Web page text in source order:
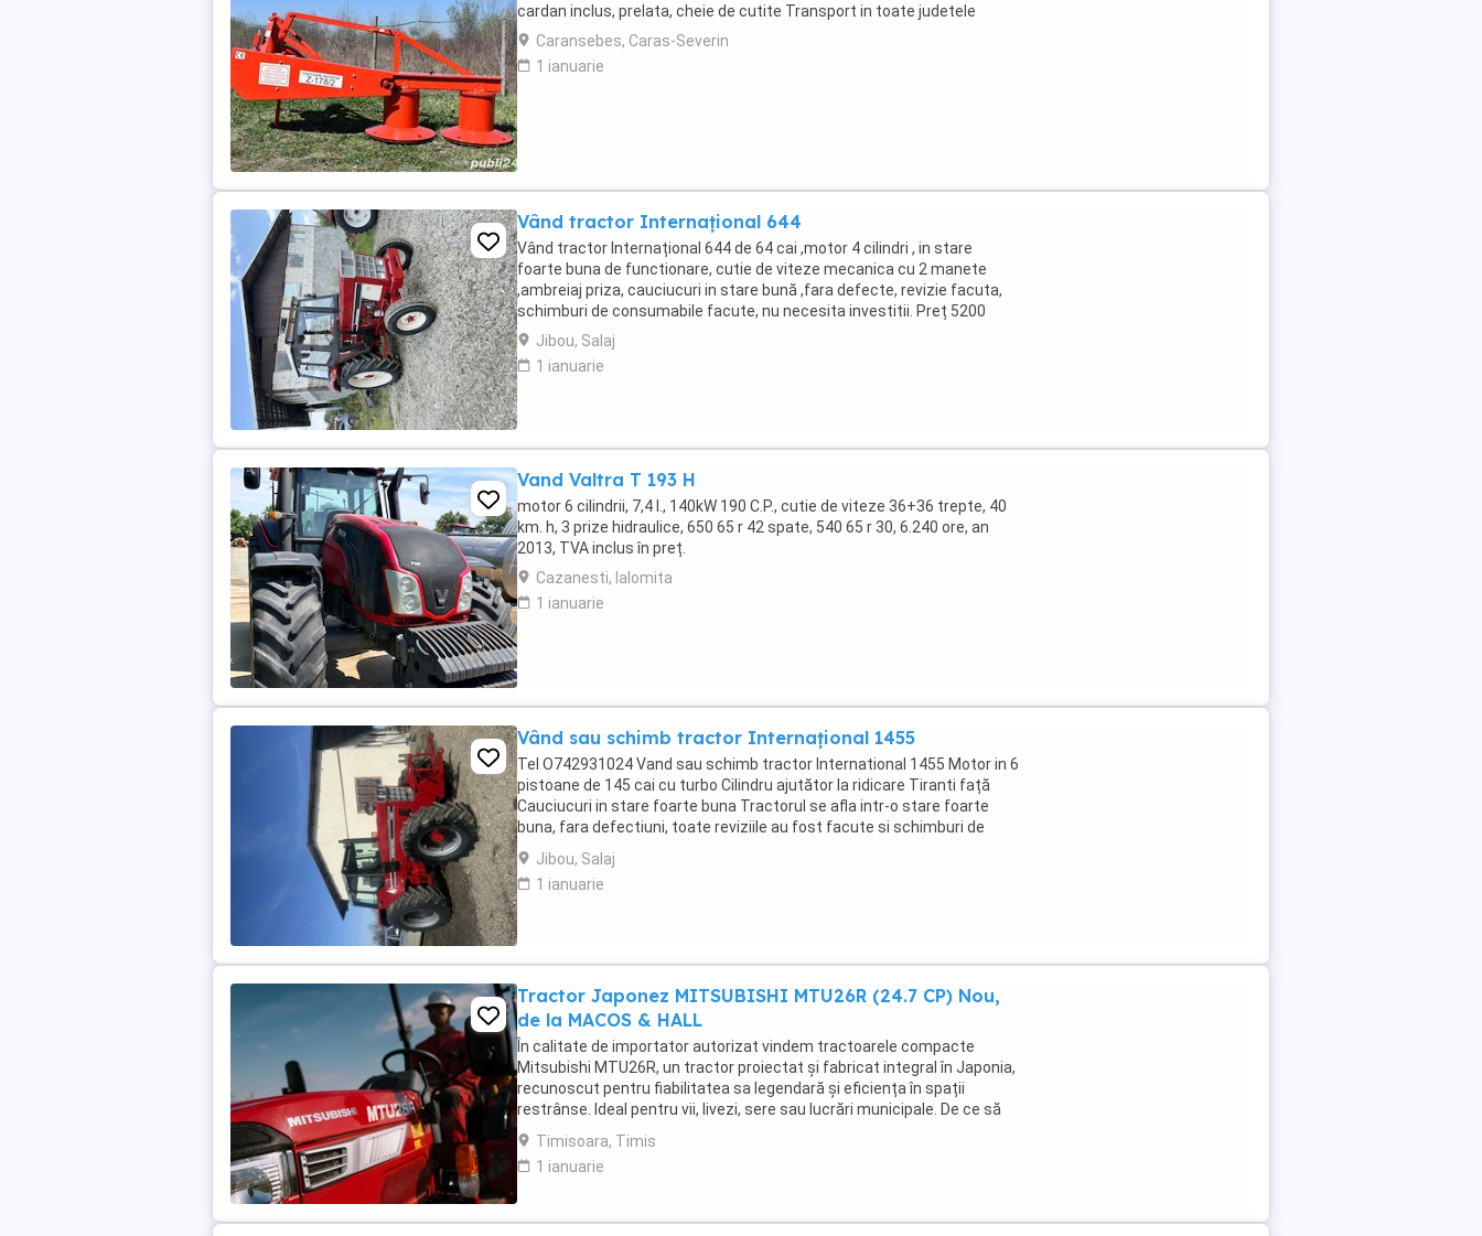
cardan inclus, prelata, cheie de cutite Transport in toate judetele
Caransebes, Caras-Severin
1 ianuarie
Vând tractor Internațional 644
Vând tractor Internațional 644 de 64 cai ,motor 4 cilindri , in stare
foarte buna de functionare, cutie de viteze mecanica cu 2 manete
,ambreiaj priza, cauciucuri in stare bună ,fara defecte, revizie facuta,
schimburi de consumabile facute, nu necesita investitii. Preț 5200
Jibou, Salaj
1 ianuarie
Vand Valtra T 193 H
motor 6 cilindrii, 7,4 l., 140kW 190 C.P., cutie de viteze 36+36 trepte, 40
km. h, 3 prize hidraulice, 650 65 r 42 spate, 540 65 r 30, 6.240 ore, an
2013, TVA inclus în preț.
Cazanesti, Ialomita
1 ianuarie
Vând sau schimb tractor Internațional 1455
Tel O742931024 Vand sau schimb tractor International 1455 Motor in 6
pistoane de 145 cai cu turbo Cilindru ajutător la ridicare Tiranti față
Cauciucuri in stare foarte buna Tractorul se afla intr-o stare foarte
buna, fara defectiuni, toate reviziile au fost facute si schimburi de
consumabile, nu necesita ...
Jibou, Salaj
1 ianuarie
Tractor Japonez MITSUBISHI MTU26R (24.7 CP) Nou,
de la MACOS & HALL
În calitate de importator autorizat vindem tractoarele compacte
Mitsubishi MTU26R, un tractor proiectat și fabricat integral în Japonia,
recunoscut pentru fiabilitatea sa legendară și eficiența în spații
restrânse. Ideal pentru vii, livezi, sere sau lucrări municipale. De ce să
alegi Mitsubishi MTU26R ...
Timisoara, Timis
1 ianuarie